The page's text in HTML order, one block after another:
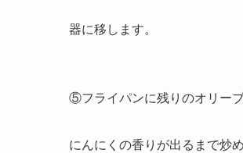
器に移します。
⑤フライパンに残りのオリー
にんにくの香りが出るまで炒め